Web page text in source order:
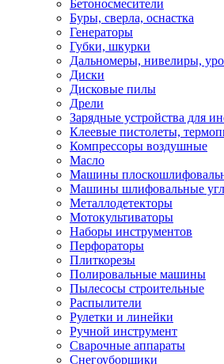
Бетоносмесители
Буры, сверла, оснастка
Генераторы
Губки, шкурки
Дальномеры, нивелиры,
Диски
Дисковые пилы
Дрели
Зарядные устройства для
Клеевые пистолеты,
Компрессоры воздушные
Масло
Машины
Машины шлифовальные
Металлодетекторы
Мотокультиваторы
Наборы инструментов
Перфораторы
Плиткорезы
Полировальные машины
Пылесосы строительные
Распылители
Рулетки и линейки
Ручной инструмент
Сварочные аппараты
Снегоуборщики